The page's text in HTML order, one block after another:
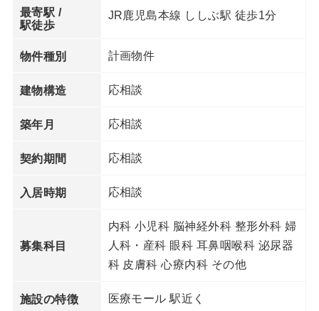
最寄駅 /
駅徒歩
JR鹿児島本線 ししぶ駅 徒歩1分
物件種別 計画物件
建物構造 応相談
築年月 応相談
契約期間 応相談
入居時期 応相談
募集科目
内科 小児科 脳神経外科 整形外科 婦
人科・産科 眼科 耳鼻咽喉科 泌尿器
科 皮膚科 心療内科 その他
施設の特徴 医療モール 駅近く